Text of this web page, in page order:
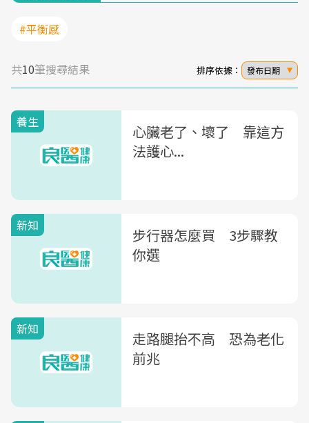
#平衡感
共10筆搜尋結果 排序依據： 發布日期
養生
心臟老了、壞了 靠這方
法護心...
新知
步行器怎麼買 3步驟教
你選
新知
走路腿抬不高 恐為老化
前兆